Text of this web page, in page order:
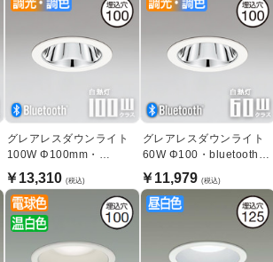
グレアレスダウンライト
100W Φ100mm・
Bluetooth｜ホワイト
￥13,310 (税込)
グレアレスダウンライト
60W Φ100・bluetooth｜
ホワイト
￥11,979 (税込)